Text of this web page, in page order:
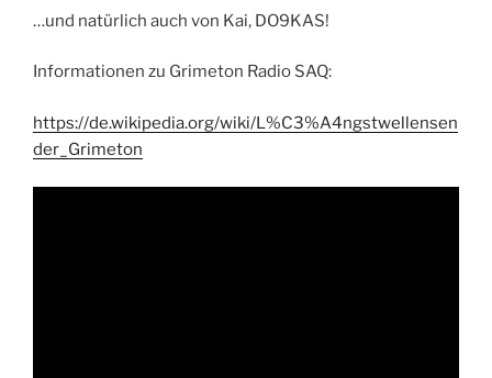
…und natürlich auch von Kai, DO9KAS!
Informationen zu Grimeton Radio SAQ:
https://de.wikipedia.org/wiki/L%C3%A4ngstwellensen
der_Grimeton